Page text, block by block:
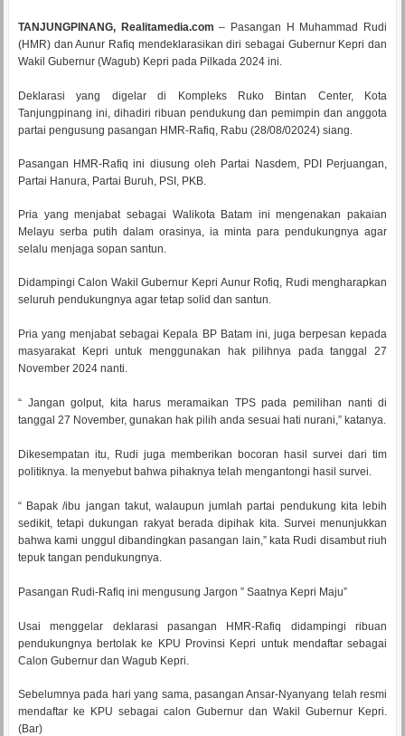
TANJUNGPINANG, Realitamedia.com – Pasangan H Muhammad Rudi
(HMR) dan Aunur Rafiq mendeklarasikan diri sebagai Gubernur Kepri dan
Wakil Gubernur (Wagub) Kepri pada Pilkada 2024 ini.
Deklarasi yang digelar di Kompleks Ruko Bintan Center, Kota
Tanjungpinang ini, dihadiri ribuan pendukung dan pemimpin dan anggota
partai pengusung pasangan HMR-Rafiq, Rabu (28/08/02024) siang.
Pasangan HMR-Rafiq ini diusung oleh Partai Nasdem, PDI Perjuangan,
Partai Hanura, Partai Buruh, PSI, PKB.
Pria yang menjabat sebagai Walikota Batam ini mengenakan pakaian
Melayu serba putih dalam orasinya, ia minta para pendukungnya agar
selalu menjaga sopan santun.
Didampingi Calon Wakil Gubernur Kepri Aunur Rofiq, Rudi mengharapkan
seluruh pendukungnya agar tetap solid dan santun.
Pria yang menjabat sebagai Kepala BP Batam ini, juga berpesan kepada
masyarakat Kepri untuk menggunakan hak pilihnya pada tanggal 27
November 2024 nanti.
“ Jangan golput, kita harus meramaikan TPS pada pemilihan nanti di
tanggal 27 November, gunakan hak pilih anda sesuai hati nurani,” katanya.
Dikesempatan itu, Rudi juga memberikan bocoran hasil survei dari tim
politiknya. Ia menyebut bahwa pihaknya telah mengantongi hasil survei.
“ Bapak /ibu jangan takut, walaupun jumlah partai pendukung kita lebih
sedikit, tetapi dukungan rakyat berada dipihak kita. Survei menunjukkan
bahwa kami unggul dibandingkan pasangan lain,” kata Rudi disambut riuh
tepuk tangan pendukungnya.
Pasangan Rudi-Rafiq ini mengusung Jargon ” Saatnya Kepri Maju”
Usai menggelar deklarasi pasangan HMR-Rafiq didampingi ribuan
pendukungnya bertolak ke KPU Provinsi Kepri untuk mendaftar sebagai
Calon Gubernur dan Wagub Kepri.
Sebelumnya pada hari yang sama, pasangan Ansar-Nyanyang telah resmi
mendaftar ke KPU sebagai calon Gubernur dan Wakil Gubernur Kepri.
(Bar)